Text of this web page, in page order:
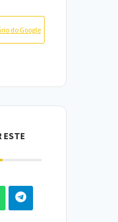
do Google
ESTE